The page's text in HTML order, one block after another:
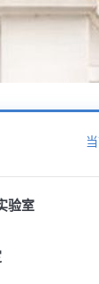
验室